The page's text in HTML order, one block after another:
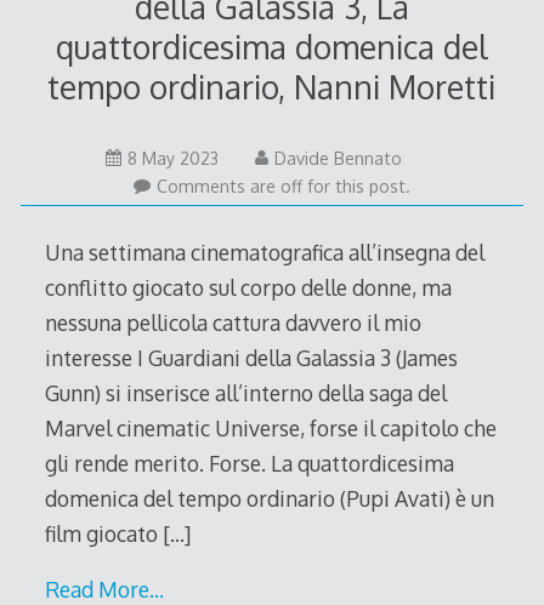
quattordicesima domenica del
tempo ordinario, Nanni Moretti
8 May 2023
Davide Bennato
Comments are off for this post.
Una settimana cinematografica all’insegna del
conflitto giocato sul corpo delle donne, ma
nessuna pellicola cattura davvero il mio
interesse I Guardiani della Galassia 3 (James
Gunn) si inserisce all’interno della saga del
Marvel cinematic Universe, forse il capitolo che
gli rende merito. Forse. La quattordicesima
domenica del tempo ordinario (Pupi Avati) è un
film giocato […]
Read More…